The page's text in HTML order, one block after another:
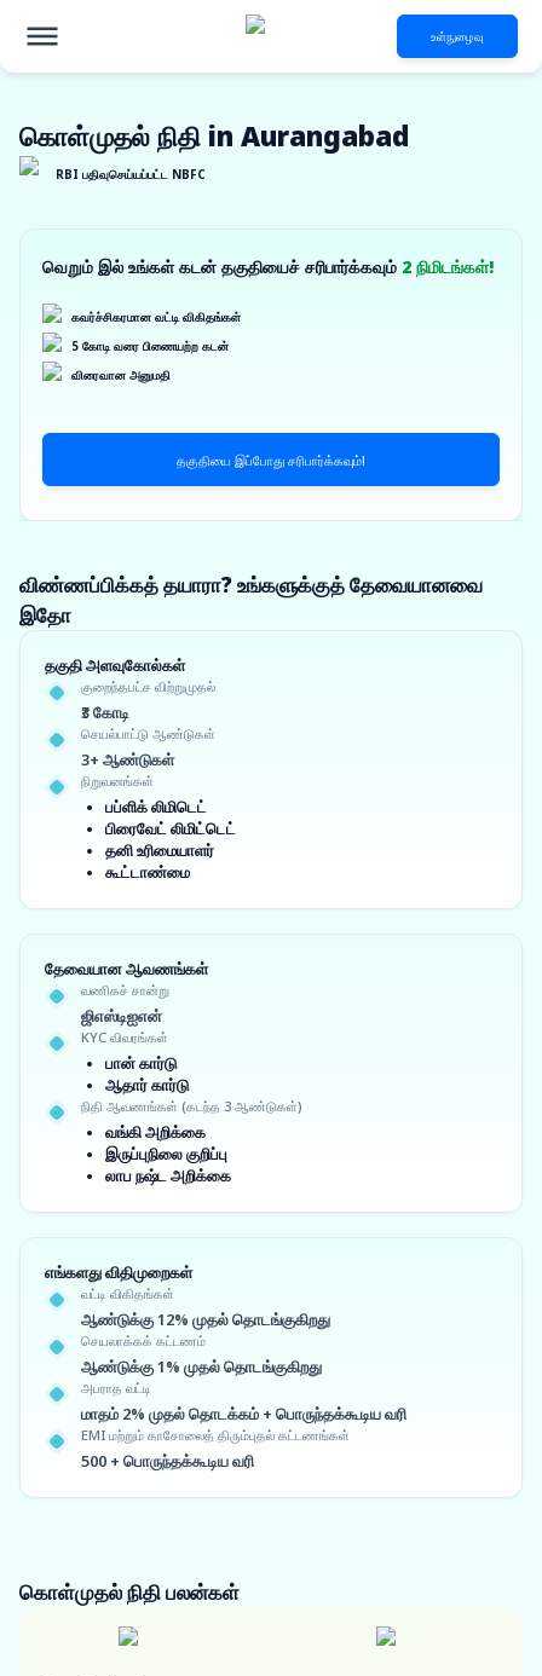
உள்நுழைவு
கொள்முதல் நிதி in Aurangabad
RBI பதிவுசெய்யப்பட்ட NBFC
வெறும் இல் உங்கள் கடன் தகுதியைச் சரிபார்க்கவும் 2 நிமிடங்கள்!
கவர்ச்சிகரமான வட்டி விகிதங்கள்
5 கோடி வரை பிணையற்ற கடன்
விரைவான அனுமதி
தகுதியை இப்போது சரிபார்க்கவும்!
விண்ணப்பிக்கத் தயாரா? உங்களுக்குத் தேவையானவை
இதோ
தகுதி அளவுகோல்கள்
குறைந்தபட்ச விற்றுமுதல்
₹3 கோடி
செயல்பாட்டு ஆண்டுகள்
3+ ஆண்டுகள்
நிறுவனங்கள்
பப்ளிக் லிமிடெட்
பிரைவேட் லிமிட்டெட்
தனி உரிமையாளர்
கூட்டாண்மை
தேவையான ஆவணங்கள்
வணிகச் சான்று
ஜிஎஸ்டிஐஎன்
KYC விவரங்கள்
பான் கார்டு
ஆதார் கார்டு
நிதி ஆவணங்கள் (கடந்த 3 ஆண்டுகள்)
வங்கி அறிக்கை
இருப்புநிலை குறிப்பு
லாப நஷ்ட அறிக்கை
எங்களது விதிமுறைகள்
வட்டி விகிதங்கள்
ஆண்டுக்கு 12% முதல் தொடங்குகிறது
செயலாக்கக் கட்டணம்
ஆண்டுக்கு 1% முதல் தொடங்குகிறது
அபராத வட்டி
மாதம் 2% முதல் தொடக்கம் + பொருந்தக்கூடிய வரி
EMI மற்றும் காசோலைத் திரும்புதல் கட்டணங்கள்
500 + பொருந்தக்கூடிய வரி
கொள்முதல் நிதிபலன்கள்